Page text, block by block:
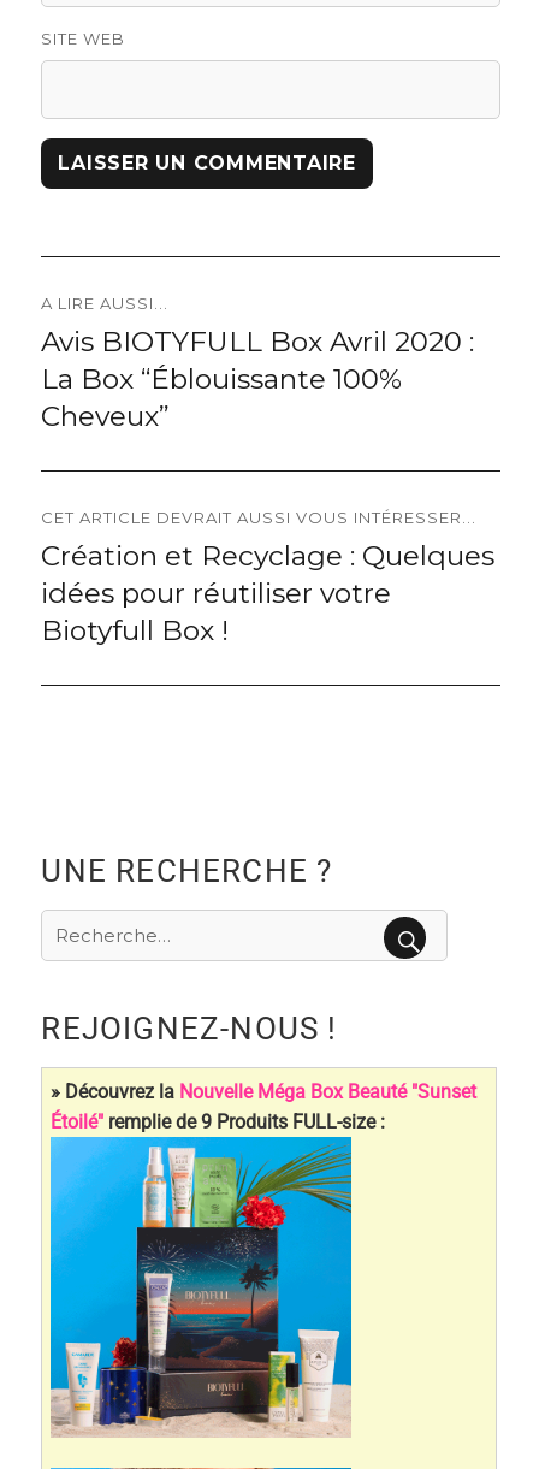
SITE WEB
Navigation
de
l’article
A LIRE AUSSI...
Previous
post:
Avis BIOTYFULL Box Avril 2020 :
La Box “Éblouissante 100%
Cheveux”
CET ARTICLE DEVRAIT AUSSI VOUS INTÉRESSER...
Next
post:
Création et Recyclage : Quelques
idées pour réutiliser votre
Biotyfull Box !
UNE RECHERCHE ?
Recherche
pour
REJOIGNEZ-NOUS !
» Découvrez la Nouvelle Méga Box Beauté "Sunset
Étoilé" remplie de 9 Produits FULL-size :